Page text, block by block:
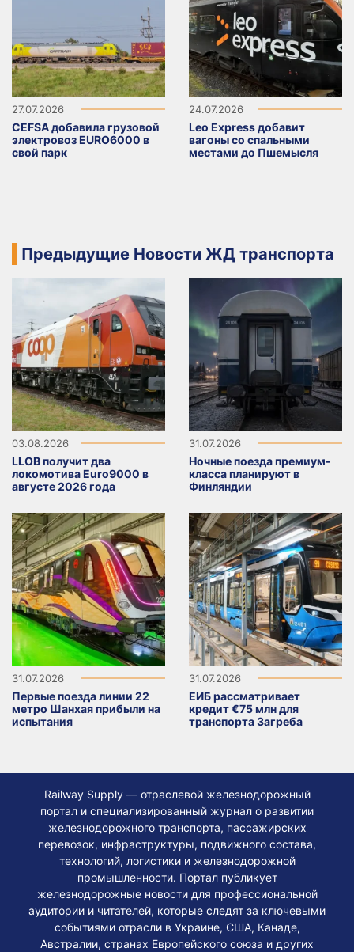
27.07.2026
CEFSA добавила грузовой
электровоз EURO6000 в
свой парк
24.07.2026
Leo Express добавит
вагоны со спальными
местами до Пшемысля
Предыдущие Новости ЖД транспорта
03.08.2026
LLOB получит два
локомотива Euro9000 в
августе 2026 года
31.07.2026
Ночные поезда премиум-
класса планируют в
Финляндии
31.07.2026
Первые поезда линии 22
метро Шанхая прибыли на
испытания
31.07.2026
ЕИБ рассматривает
кредит €75 млн для
транспорта Загреба
Railway Supply — отраслевой железнодорожный
портал и специализированный журнал о развитии
железнодорожного транспорта, пассажирских
перевозок, инфраструктуры, подвижного состава,
технологий, логистики и железнодорожной
промышленности. Портал публикует
железнодорожные новости для профессиональной
аудитории и читателей, которые следят за ключевыми
событиями отрасли в Украине, США, Канаде,
Австралии, странах Европейского союза и других